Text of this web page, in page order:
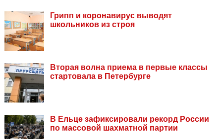
Грипп и коронавирус выводят
школьников из строя
Вторая волна приема в первые классы
стартовала в Петербурге
В Ельце зафиксировали рекорд России
по массовой шахматной партии